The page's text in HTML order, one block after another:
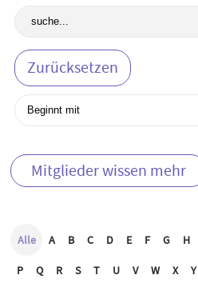
Mitglieder wissen mehr
Alle A B C D E F G H
P Q R S T U V W X Y